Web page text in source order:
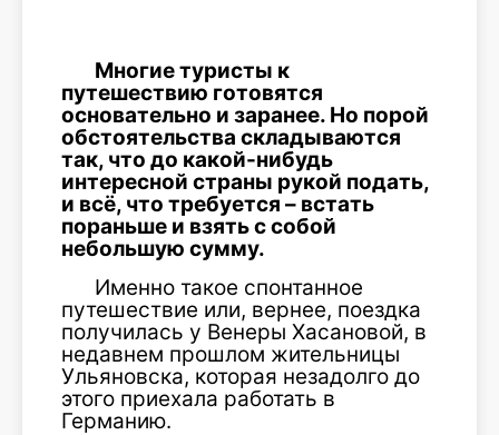
Многие туристы к
путешествию готовятся
основательно и заранее. Но порой
обстоятельства складываются
так, что до какой-нибудь
интересной страны рукой подать,
и всё, что требуется – встать
пораньше и взять с собой
небольшую сумму.
Именно такое спонтанное
путешествие или, вернее, поездка
получилась у Венеры Хасановой, в
недавнем прошлом жительницы
Ульяновска, которая незадолго до
этого приехала работать в
Германию.